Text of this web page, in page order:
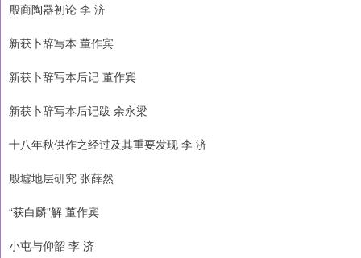
殷商陶器初论 李 济
新获卜辞写本 董作宾
新获卜辞写本后记 董作宾
新获卜辞写本后记跋 余永梁
十八年秋供作之经过及其重要发现 李 济
殷墟地层研究 张薛然
“获白麟”解 董作宾
小屯与仰韶 李 济